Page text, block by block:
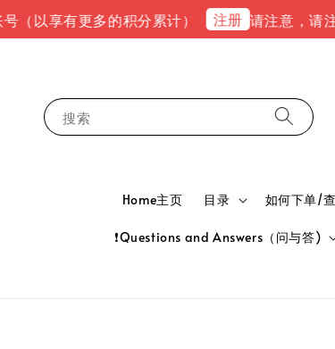
有更多的积分累计） 注册 请注意，请注意 下
搜索
Home主页 目录 如何下单/
❗Questions and Answers（问与答)